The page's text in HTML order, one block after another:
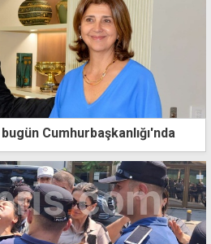
Cumhurbaşkanlığı'nda